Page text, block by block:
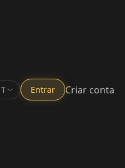
Entrar Criar conta